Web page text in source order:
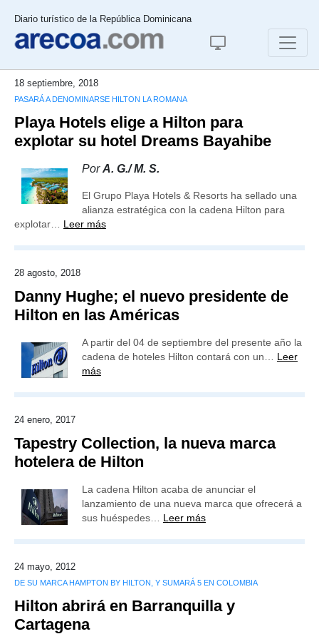
Diario turístico de la República Dominicana
18 septiembre, 2018
PASARÁ A DENOMINARSE HILTON LA ROMANA
Playa Hotels elige a Hilton para
explotar su hotel Dreams Bayahibe
PorA. G./ M. S.
El Grupo Playa Hotels & Resorts ha sellado una
alianza estratégica con la cadena Hilton para
explotar… Leer más
28 agosto, 2018
Danny Hughe; el nuevo presidente de
Hilton en las Américas
A partir del 04 de septiembre del presente año la
cadena de hoteles Hilton contará con un… Leer
más
24 enero, 2017
Tapestry Collection, la nueva marca
hotelera de Hilton
La cadena Hilton acaba de anunciar el
lanzamiento de una nueva marca que ofrecerá a
sus huéspedes… Leer más
24 mayo, 2012
DE SU MARCA HAMPTON BY HILTON, Y SUMARÁ 5 EN COLOMBIA
Hilton abrirá en Barranquilla y
Cartagena